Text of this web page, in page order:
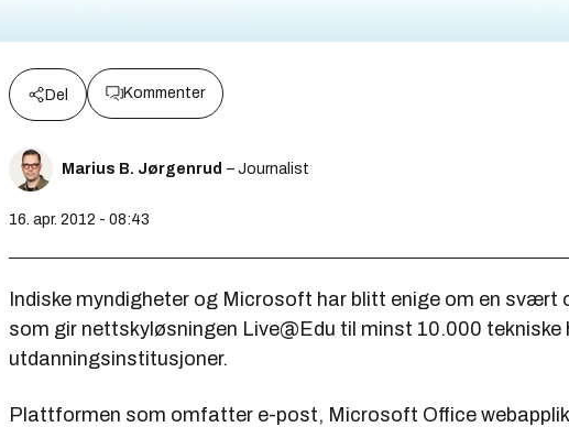
Del Kommenter
Marius B. Jørgenrud – Journalist
16. apr. 2012 - 08:43
Indiske myndigheter og Microsoft har blitt enige om en
som gir nettskyløsningen Live@Edu til minst 10.000 tekniske
utdanningsinstitusjoner.
Plattformen som omfatter e-post, Microsoft Office